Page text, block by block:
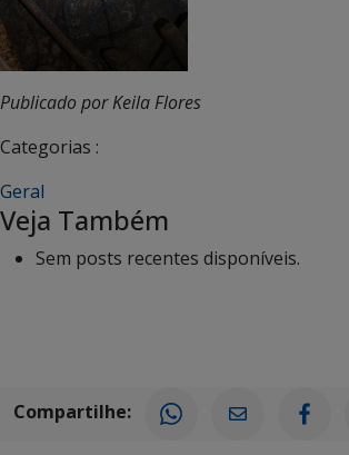
Publicado por Keila Flores
Categorias :
Geral
Veja Também
Sem posts recentes disponíveis.
Compartilhe: